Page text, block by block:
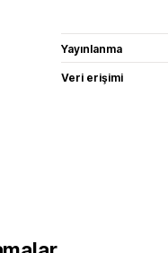
Yayınlanma
Veri erişimi